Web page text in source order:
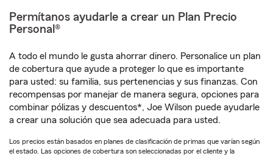
Permítanos ayudarle a crear un Plan Precio
Personal®
A todo el mundo le gusta ahorrar dinero. Personalice un plan
de cobertura que ayude a proteger lo que es importante
para usted: su familia, sus pertenencias y sus finanzas. Con
recompensas por manejar de manera segura, opciones para
combinar pólizas y descuentos*, Joe Wilson puede ayudarle
a crear una solución que sea adecuada para usted.
Los precios están basados en planes de clasificación de primas que varían según
el estado. Las opciones de cobertura son seleccionadas por el cliente y la